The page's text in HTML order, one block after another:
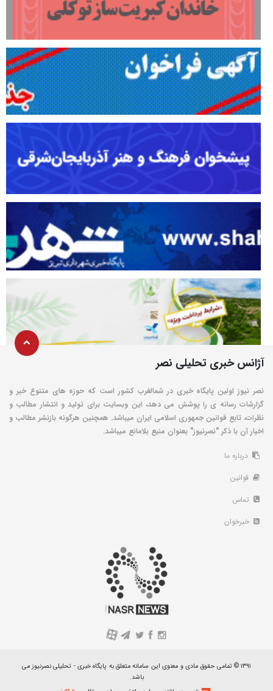
آژانس خبری تحلیلی نصر
نصر نیوز اولین پایگاه خبری در شمالغرب کشور است که حوزه های متنوع خبر و
گزارشات رسانه ی را پوشش می دهد، این وبسایت برای تولید و انتشار مطالب و
نظرات، تابع قوانین جمهوری اسلامی ایران میباشد. همچنین هرگونه بازنشر مطالب و
اخبار آن با ذکر "نصرنیوز" بعنوان منبع بلامانع میباشد.
درباره ما
قوانین
تماس
خبرخوان
A
۱۳۹۱ © تمامی حقوق مادی و معنوی این سامانه متعلق به پایگاه خبری - تحلیلی نصرنیوز می
باشد.